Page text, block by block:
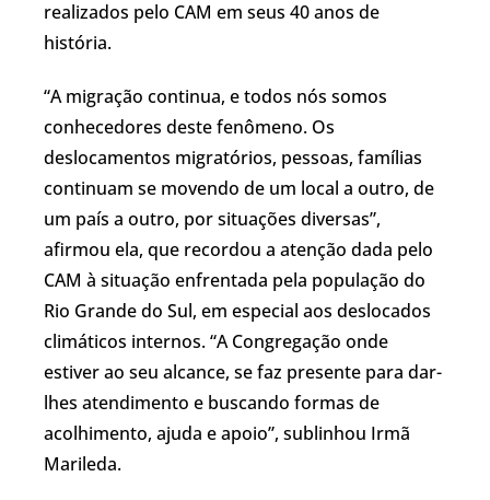
realizados pelo CAM em seus 40 anos de
história.
“A migração continua, e todos nós somos
conhecedores deste fenômeno. Os
deslocamentos migratórios, pessoas, famílias
continuam se movendo de um local a outro, de
um país a outro, por situações diversas”,
afirmou ela, que recordou a atenção dada pelo
CAM à situação enfrentada pela população do
Rio Grande do Sul, em especial aos deslocados
climáticos internos. “A Congregação onde
estiver ao seu alcance, se faz presente para dar-
lhes atendimento e buscando formas de
acolhimento, ajuda e apoio”, sublinhou Irmã
Marileda.